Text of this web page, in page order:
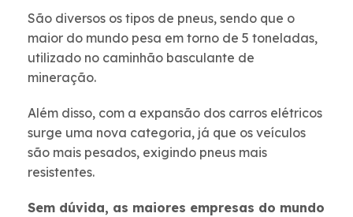
São diversos os tipos de pneus, sendo que o
maior do mundo pesa em torno de 5 toneladas,
utilizado no caminhão basculante de
mineração.
Além disso, com a expansão dos carros elétricos
surge uma nova categoria, já que os veículos
são mais pesados, exigindo pneus mais
resistentes.
Sem dúvida, as maiores empresas do mundo